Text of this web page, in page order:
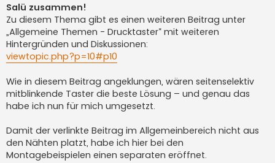
Salü zusammen!
Zu diesem Thema gibt es einen weiteren Beitrag unter
„Allgemeine Themen - Drucktaster“ mit weiteren
Hintergründen und Diskussionen:
viewtopic.php?p=10#p10
Wie in diesem Beitrag angeklungen, wären seitenselektiv
mitblinkende Taster die beste Lösung – und genau das
habe ich nun für mich umgesetzt.
Damit der verlinkte Beitrag im Allgemeinbereich nicht aus
den Nähten platzt, habe ich hier bei den
Montagebeispielen einen separaten eröffnet.